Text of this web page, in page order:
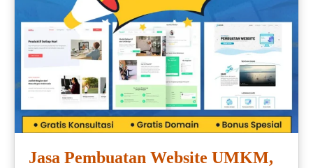
Jasa Pembuatan Website UMKM,